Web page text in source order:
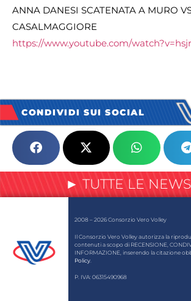
ANNA DANESI SCATENATA A MURO
CASALMAGGIORE
https://www.youtube.com/
CONDIVIDI SUI SOCIAL
► TUTTE LE
2008 – 2026 Consorzio Vero Volley
Il Consorzio Vero Volley autorizza la
contenuti a scopo di RECENSIONE,
INFORMAZIONE, inserendo la citazione
Policy
P. IVA: 06315490968